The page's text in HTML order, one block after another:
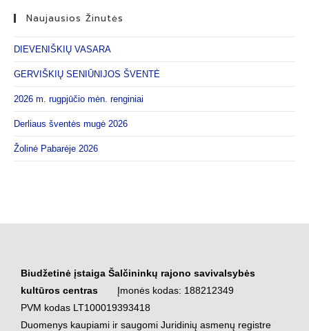
Naujausios Žinutės
DIEVENIŠKIŲ VASARA
GERVIŠKIŲ SENIŪNIJOS ŠVENTĖ
2026 m. rugpjūčio mėn. renginiai
Derliaus šventės mugė 2026
Žolinė Pabarėje 2026
Biudžetinė įstaiga Šalčininkų rajono savivalsybės
kultūros centras
Įmonės kodas: 188212349
PVM kodas LT100019393418
Duomenys kaupiami ir saugomi Juridinių asmenų registre